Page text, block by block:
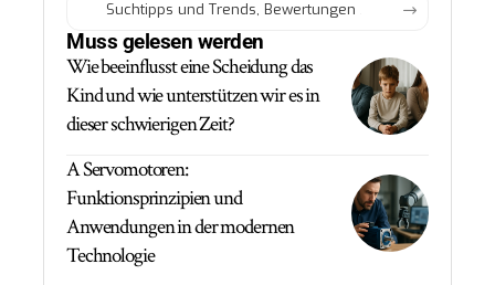
Muss gelesen werden
Wie beeinflusst eine Scheidung das
Kind und wie unterstützen wir es in
dieser schwierigen Zeit?
A Servomotoren:
Funktionsprinzipien und
Anwendungen in der modernen
Technologie